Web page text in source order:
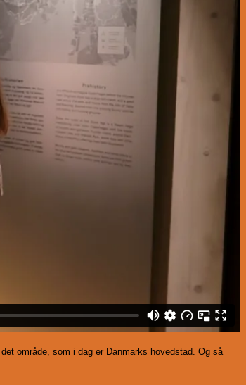
område, som i dag er Danmarks hovedstad. Og så